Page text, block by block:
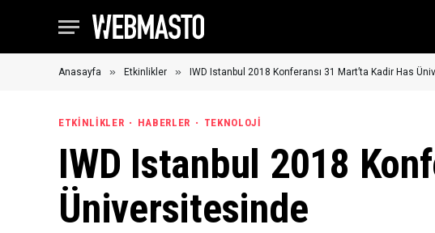
Anasayfa » Etkinlikler » IWD Istanbul 2018 Konferansı 31 Mart’ta Kadir Has
ETKINLIKLER HABERLER TEKNOLOJI
IWD Istanbul 2018
Üniversitesinde